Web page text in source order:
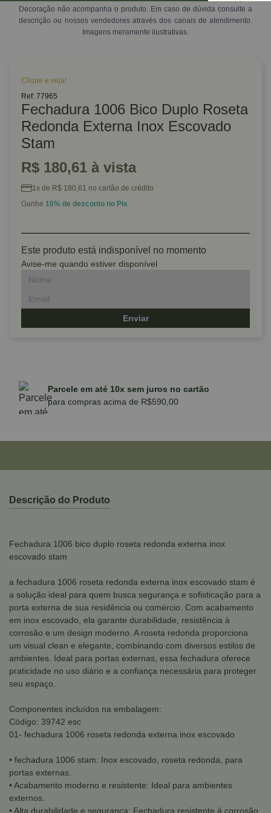
Decoração não acompanha o produto. Em caso de dúvida consulte a
descrição ou nossos vendedores através dos canais de atendimento.
Imagens meramente ilustrativas.
Clique e veja!
Ref: 77965
Fechadura 1006 Bico Duplo Roseta
Redonda Externa Inox Escovado
Stam
R$ 180,61 à vista
1x de R$ 180,61 no cartão de crédito
Ganhe 10% de desconto no Pix
Este produto está indisponível no momento
Avise-me quando estiver disponível
Enviar
Parcele em até 10x sem juros no cartão
para compras acima de R$590,00
Descrição do Produto
Fechadura 1006 bico duplo roseta redonda externa inox
escovado stam
a fechadura 1006 roseta redonda externa inox escovado stam é
a solução ideal para quem busca segurança e sofisticação para a
porta externa de sua residência ou comércio. Com acabamento
em inox escovado, ela garante durabilidade, resistência à
corrosão e um design moderno. A roseta redonda proporciona
um visual clean e elegante, combinando com diversos estilos de
ambientes. Ideal para portas externas, essa fechadura oferece
praticidade no uso diário e a confiança necessária para proteger
seu espaço.
Componentes incluídos na embalagem:
Código: 39742 esc
01- fechadura 1006 roseta redonda externa inox escovado
• fechadura 1006 stam: Inox escovado, roseta redonda, para
portas externas.
• Acabamento moderno e resistente: Ideal para ambientes
externos.
• Alta durabilidade e segurança: Fechadura resistente à corrosão.